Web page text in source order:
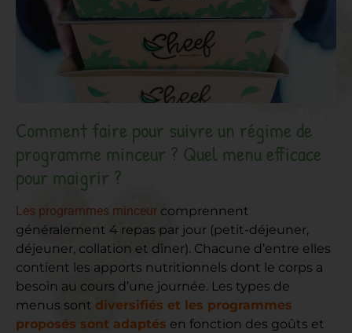
Comment faire pour suivre un régime de
programme minceur ? Quel menu efficace
pour maigrir ?
Les programmes minceur comprennent
généralement 4 repas par jour (petit-déjeuner,
déjeuner, collation et dîner). Chacune d’entre elles
contient les apports nutritionnels dont le corps a
besoin au cours d’une journée. Les types de
menus sont diversifiés et les programmes
proposés sont adaptés en fonction des goûts et